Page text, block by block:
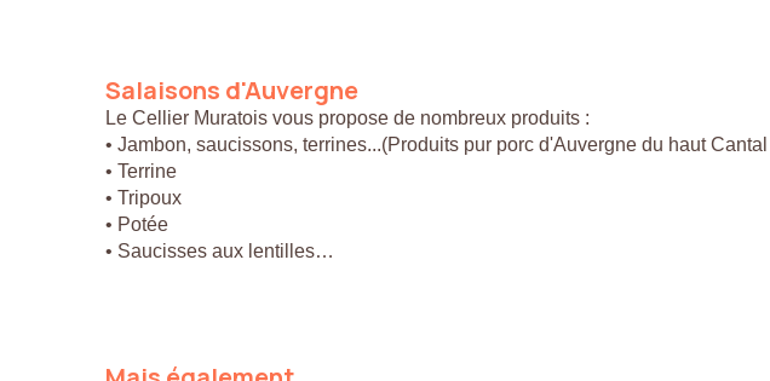
Salaisons d'Auvergne
Le Cellier Muratois vous propose de nombreux produits :
• Jambon, saucissons, terrines...(Produits pur porc d'Auvergne du haut
• Terrine
• Tripoux
• Potée
• Saucisses aux lentilles…